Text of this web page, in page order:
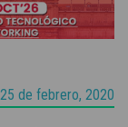
25 de febrero, 2020